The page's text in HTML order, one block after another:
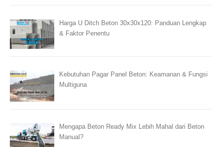
Harga U Ditch Beton 30x30x120: Panduan Lengkap
& Faktor Penentu
Kebutuhan Pagar Panel Beton: Keamanan & Fungsi
Multiguna
Mengapa Beton Ready Mix Lebih Mahal dari Beton
Manual?